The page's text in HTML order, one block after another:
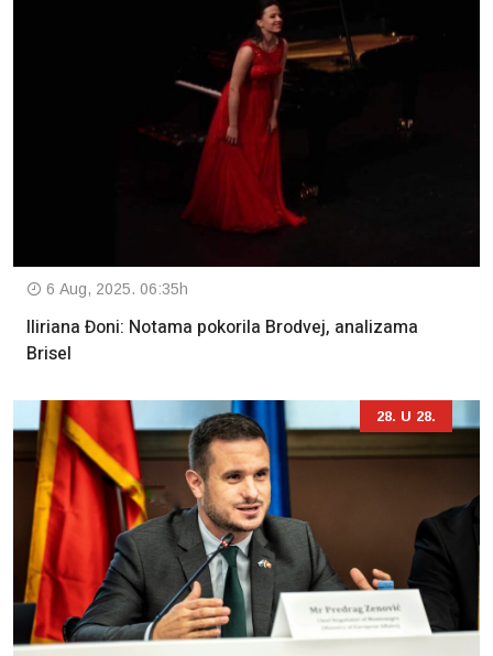
6 Aug, 2025. 06:35h
Iliriana Đoni: Notama pokorila Brodvej, analizama
Brisel
28. U 28.